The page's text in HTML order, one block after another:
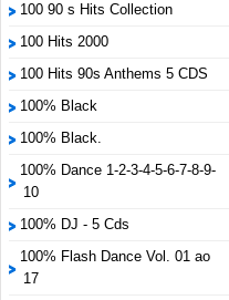
100 90 s Hits Collection
100 Hits 2000
100 Hits 90s Anthems 5 CDS
100% Black
100% Black.
100% Dance 1-2-3-4-5-6-7-8-9-
10
100% DJ - 5 Cds
100% Flash Dance Vol. 01 ao
17